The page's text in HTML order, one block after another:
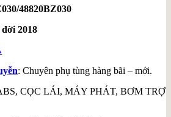
48820BZ030
2018
: Chuyên phụ tùng hàng bãi – mới.
CỌC LÁI, MÁY PHÁT, BƠM TRỢ